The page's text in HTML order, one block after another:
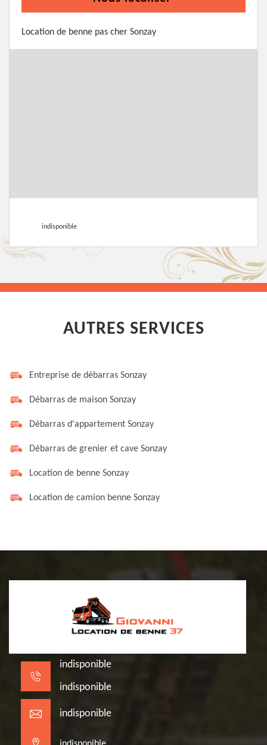
Location de benne pas cher Sonzay
indisponible
AUTRES SERVICES
Entreprise de débarras Sonzay
Débarras de maison Sonzay
Débarras d'appartement Sonzay
Débarras de grenier et cave Sonzay
Location de benne Sonzay
Location de camion benne Sonzay
indisponible
indisponible
indisponible